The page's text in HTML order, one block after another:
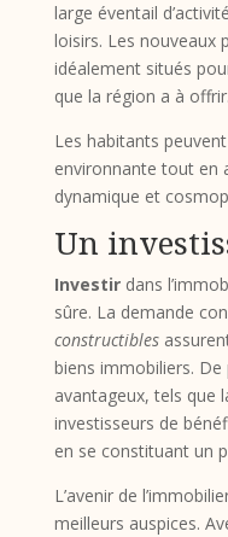
large éventail
loisirs. Les nouveaux
idéalement situés
que la région a à offrir.
Les habitants
environnante tout en
dynamique et
Un
Investir dans
sûre. La demande
constructibles
biens immobiliers.
avantageux, tels que
investisseurs de
en se constituant un
L’avenir de
meilleurs auspices.